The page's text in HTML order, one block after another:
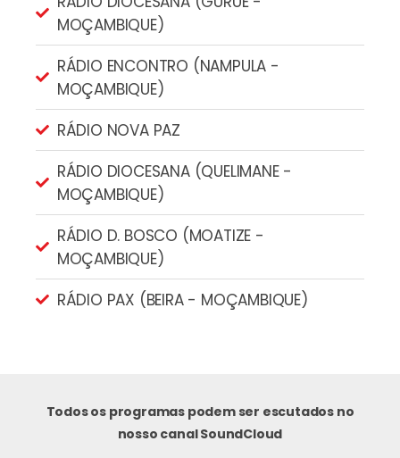
MOÇAMBIQUE)
RÁDIO ENCONTRO (NAMPULA -
MOÇAMBIQUE)
RÁDIO NOVA PAZ
RÁDIO DIOCESANA (QUELIMANE -
MOÇAMBIQUE)
RÁDIO D. BOSCO (MOATIZE -
MOÇAMBIQUE)
RÁDIO PAX (BEIRA - MOÇAMBIQUE)
Todos os programas podem ser escutados no
nosso canal SoundCloud